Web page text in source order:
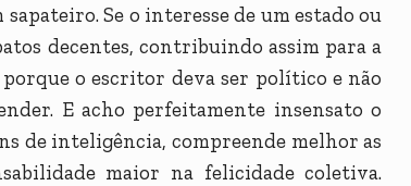
Se o interesse de um estado ou
decentes, contribuindo assim para a
o escritor deva ser político e não
E acho perfeitamente insensato o
de inteligência, compreende melhor as
maior na felicidade coletiva.